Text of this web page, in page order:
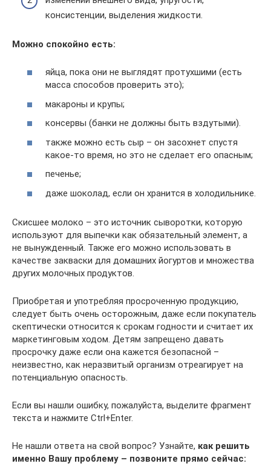
консистенции, выделения жидкости.
Можно спокойно есть:
яйца, пока они не выглядят протухшими (есть
масса способов проверить это);
макароны и крупы;
консервы (банки не должны быть вздутыми).
также можно есть сыр – он засохнет спустя
какое-то время, но это не сделает его опасным;
печенье;
даже шоколад, если он хранится в холодильнике.
Скисшее молоко – это источник сыворотки, которую
используют для выпечки как обязательный элемент, а
не вынужденный. Также его можно использовать в
качестве закваски для домашних йогуртов и множества
других молочных продуктов.
Приобретая и употребляя просроченную продукцию,
следует быть очень осторожным, даже если покупатель
скептически относится к срокам годности и считает их
маркетинговым ходом. Детям запрещено давать
просрочку даже если она кажется безопасной –
неизвестно, как неразвитый организм отреагирует на
потенциальную опасность.
Если вы нашли ошибку, пожалуйста, выделите фрагмент
текста и нажмите Ctrl+Enter.
Не нашли ответа на свой вопрос? Узнайте, как решить
именно Вашу проблему – позвоните прямо сейчас: